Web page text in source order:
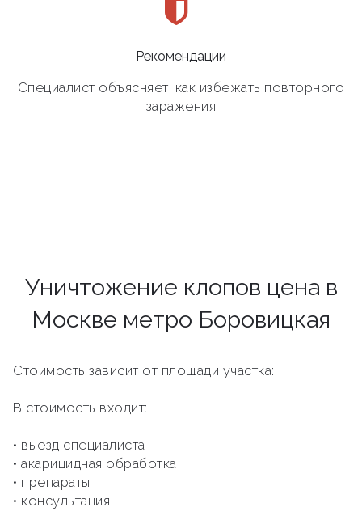
Рекомендации
Специалист объясняет, как избежать повторного
заражения
Уничтожение клопов цена в
Москве метро Боровицкая
Стоимость зависит от площади участка:
В стоимость входит:
• выезд специалиста
• акарицидная обработка
• препараты
• консультация